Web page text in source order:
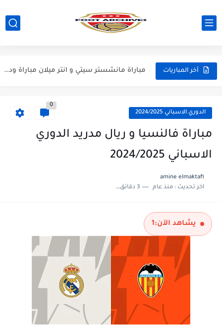
أخر المباريات
مباراة ارسنال و جيرونا مباراة ودية 2026
مباراة سيلتيك و ميلان مباراة ودية 2026
الدوري الاسباني 2024/2025
0
مباراة فالنسيا و ريال مدريد الدوري
الاسباني 2024/2025
amine elmaktafi
اخر تحديث :منذ عام 3 دقائق للقراءة
يشاهد الآن:1